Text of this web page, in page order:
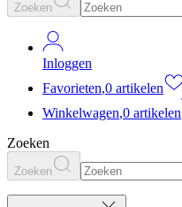
Zoeken
Inloggen
Favorieten,0 artikelen
Winkelwagen,0 artikelen
Zoeken
Zoeken